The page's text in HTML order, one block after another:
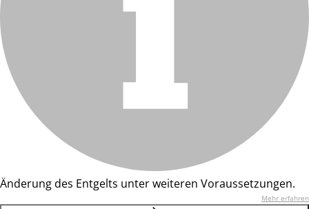
Änderung des Entgelts unter weiteren Voraussetzungen.
Mehr erfahren